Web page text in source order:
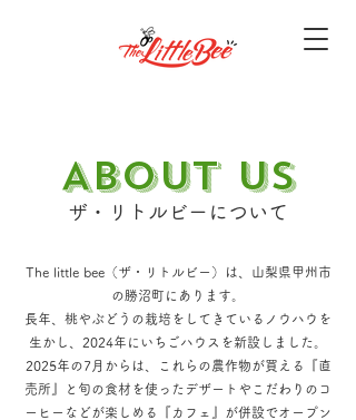
ザ・リトルビーについて
About us
The little bee（ザ・リトルビー）は、山梨県甲州市
の勝沼町にあります。
長年、桃やぶどうの栽培をしてきているノウハウを
生かし、2024年にいちごハウスを新設しました。
2025年の7月からは、これらの農作物が買える『直
売所』と旬の食材を使ったデザートやこだわりのコ
ーヒーなどが楽しめる『カフェ』が併設でオープン